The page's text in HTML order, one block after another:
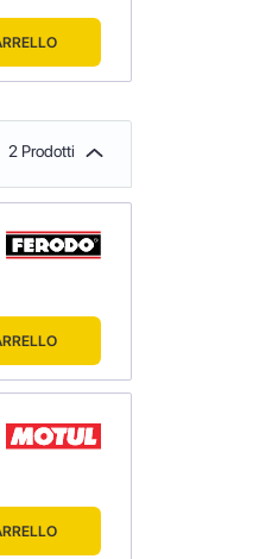
2 Prodotti